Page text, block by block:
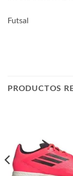
Futsal
PRODUCTOS